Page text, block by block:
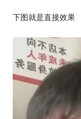
下图就是直接效果